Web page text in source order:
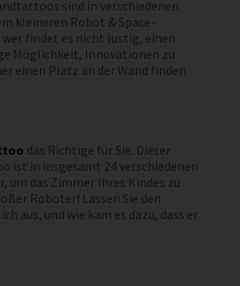
sind in verschiedenen
kleineren Robot & Space-
findet es nicht lustig, einen
Möglichkeit, Innovationen zu
einen Platz an der Wand finden
das Richtige für Sie. Dieser
ist in insgesamt 24 verschiedenen
um das Zimmer Ihres Kindes zu
Roboter! Lassen Sie den
aus, und wie kam es dazu, dass er